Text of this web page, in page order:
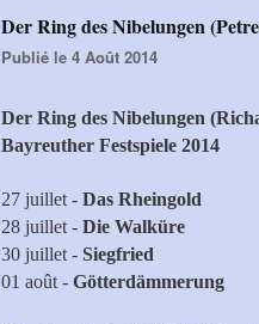
Der Ring des Nibelungen
Publié le 4 Août 2014
Der Ring des Nibelungen
Bayreuther Festspiele 2014
27 juillet - Das Rheingold
28 juillet - Die Walküre
30 juillet - Siegfried
01 août - Götterdämmerung